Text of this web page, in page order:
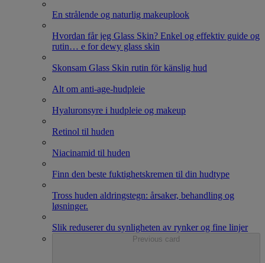
En strålende og naturlig makeuplook
Hvordan får jeg Glass Skin? Enkel og effektiv guide og
rutin… e for dewy glass skin
Skonsam Glass Skin rutin för känslig hud
Alt om anti-age-hudpleie
Hyaluronsyre i hudpleie og makeup
Retinol til huden
Niacinamid til huden
Finn den beste fuktighetskremen til din hudtype
Tross huden aldringstegn: årsaker, behandling og
løsninger.
Slik reduserer du synligheten av rynker og fine linjer
Previous card